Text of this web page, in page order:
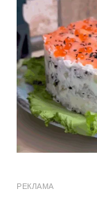
РЕКЛАМА